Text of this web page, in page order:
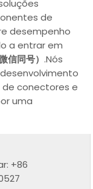
de
desempenho
a entrar em
信同号） .Nós
conectores e
uma
+86